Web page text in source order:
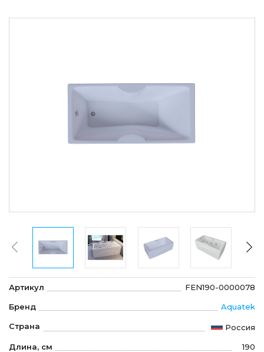
Артикул FEN190-0000078
Бренд Aquatek
Страна Россия
Длина, см 190